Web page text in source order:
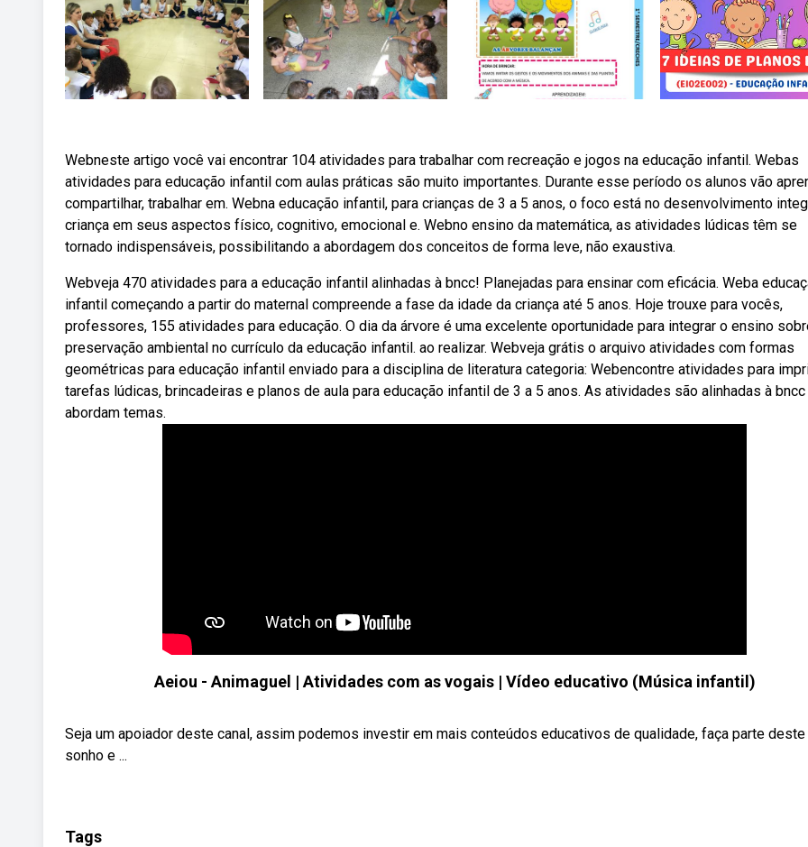
Webneste artigo você vai encontrar 104 atividades para trabalhar com recreação e jogos na educação infantil. Webas
atividades para educação infantil com aulas práticas são muito importantes. Durante esse período os alunos vão
compartilhar, trabalhar em. Webna educação infantil, para crianças de 3 a 5 anos, o foco está no desenvolvimento
criança em seus aspectos físico, cognitivo, emocional e. Webno ensino da matemática, as atividades lúdicas têm se
tornado indispensáveis, possibilitando a abordagem dos conceitos de forma leve, não exaustiva.
Webveja 470 atividades para a educação infantil alinhadas à bncc! Planejadas para ensinar com eficácia. Weba
infantil começando a partir do maternal compreende a fase da idade da criança até 5 anos. Hoje trouxe para vocês,
professores, 155 atividades para educação. O dia da árvore é uma excelente oportunidade para integrar o ensino
preservação ambiental no currículo da educação infantil. ao realizar. Webveja grátis o arquivo atividades com formas
geométricas para educação infantil enviado para a disciplina de literatura categoria: Webencontre atividades para
tarefas lúdicas, brincadeiras e planos de aula para educação infantil de 3 a 5 anos. As atividades são alinhadas à
abordam temas.
Aeiou - Animaguel | Atividades com as vogais | Vídeo educativo (Música infantil)
Seja um apoiador deste canal, assim podemos investir em mais conteúdos educativos de qualidade, faça parte deste
sonho e ...
Tags